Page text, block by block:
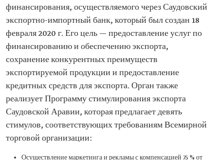
финансирования, осуществляемого через Саудовский
экспортно-импортный банк, который был создан 18
февраля 2020 г. Его цель — предоставление услуг по
финансированию и обеспечению экспорта,
сохранение конкурентных преимуществ
экспортируемой продукции и предоставление
кредитных средств для экспорта. Орган также
реализует Программу стимулирования экспорта
Саудовской Аравии, которая предлагает девять
стимулов, соответствующих требованиям Всемирной
торговой организации:
Осуществление маркетинга и рекламы с компенсацией 75 % от